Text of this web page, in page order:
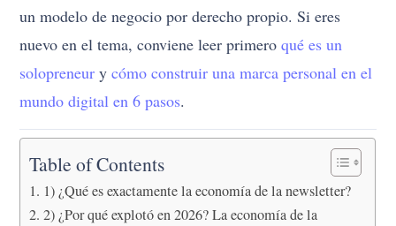
un modelo de negocio por derecho propio. Si eres
nuevo en el tema, conviene leer primeroqué es un
solopreneur ycómo construir una marca personal en el
mundo digital en 6 pasos.
Table of Contents
1) ¿Qué es exactamente la economía de la newsletter?
2) ¿Por qué explotó en 2026? La economía de la